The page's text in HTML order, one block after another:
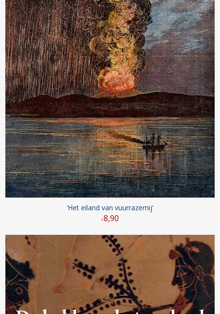
‘Het eiland van vuurrazernij’
€8,90